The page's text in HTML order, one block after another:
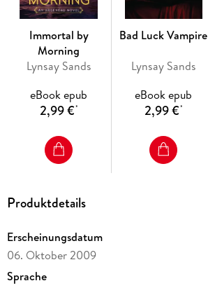
Immortal by
Morning
Lynsay Sands
eBook epub
2,99 €*
Bad Luck Vampire
Lynsay Sands
eBook epub
2,99 €*
Produktdetails
Erscheinungsdatum
06. Oktober 2009
Sprache